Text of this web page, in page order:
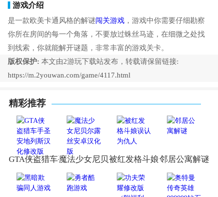
游戏介绍
是一款欧美卡通风格的解谜闯关游戏，游戏中你需要仔细勘察
你所在房间的每一个角落，不要放过蛛丝马迹，在细微之处找
到线索，你就能解开谜题，非常丰富的游戏关卡。
版权保护: 本文由2游玩下载站发布，转载请保留链接:
https://m.2youwan.com/game/4117.html
精彩推荐
GTA侠盗猎车手圣安地列斯汉化修改版
魔法少女尼贝尔露丝安卓汉化版
被红发格斗娘误认为仇人
邻居公寓解谜